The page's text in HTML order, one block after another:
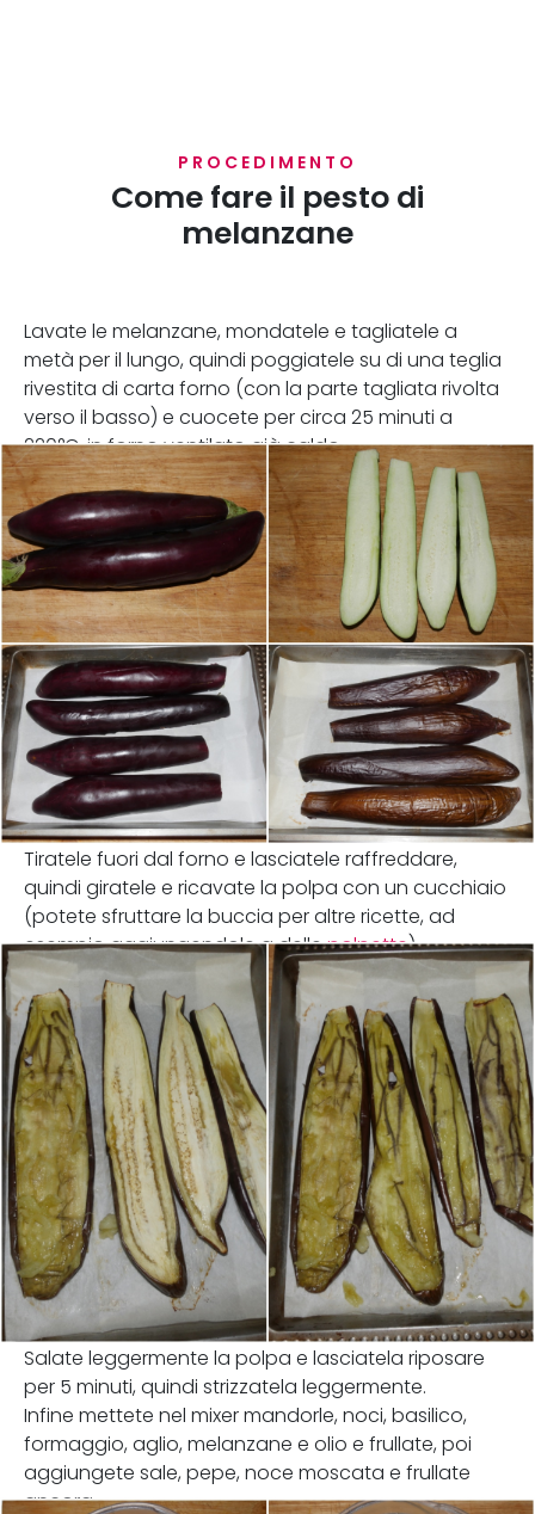
PROCEDIMENTO
Come fare il pesto di
melanzane
Lavate le melanzane, mondatele e tagliatele a
metà per il lungo, quindi poggiatele su di una teglia
rivestita di carta forno (con la parte tagliata rivolta
verso il basso) e cuocete per circa 25 minuti a
220°C, in forno ventilato già caldo.
Tiratele fuori dal forno e lasciatele raffreddare,
quindi giratele e ricavate la polpa con un cucchiaio
(potete sfruttare la buccia per altre ricette, ad
esempio aggiungendole a dellepolpette).
Salate leggermente la polpa e lasciatela riposare
per 5 minuti, quindi strizzatela leggermente.
Infine mettete nel mixer mandorle, noci, basilico,
formaggio, aglio, melanzane e olio e frullate, poi
aggiungete sale, pepe, noce moscata e frullate
ancora.